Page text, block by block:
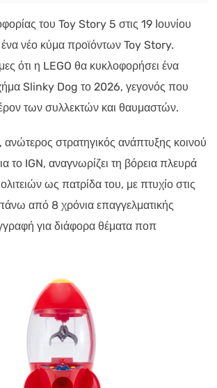
του Toy Story 5 στις 19 Ιουνίου
νέο κύμα προϊόντων Toy Story.
ότι η LEGO θα κυκλοφορήσει ένα
Slinky Dog το 2026, γεγονός που
των συλλεκτών και θαυμαστών.
στρατηγικός ανάπτυξης κοινού
το IGN, αναγνωρίζει τη βόρεια πλευρά
ως πατρίδα του, με πτυχίο στις
από 8 χρόνια επαγγελματικής
για διάφορα θέματα ποπ